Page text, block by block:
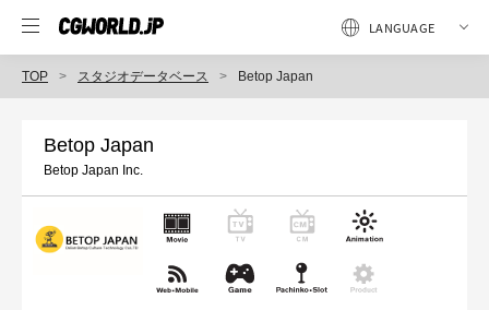
TOP スタジオデータベース Betop Japan
Betop Japan
Betop Japan Inc.